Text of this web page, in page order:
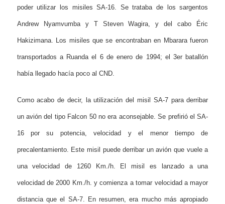
poder utilizar los misiles SA-16. Se trataba de los sargentos
Andrew Nyamvumba y T Steven Wagira, y del cabo Éric
Hakizimana. Los misiles que se encontraban en Mbarara fueron
transportados a Ruanda el 6 de enero de 1994; el 3er batallón
había llegado hacía poco al CND.
Como acabo de decir, la utilización del misil SA-7 para derribar
un avión del tipo Falcon 50 no era aconsejable. Se prefirió el SA-
16 por su potencia, velocidad y el menor tiempo de
precalentamiento. Este misil puede derribar un avión que vuele a
una velocidad de 1260 Km./h. El misil es lanzado a una
velocidad de 2000 Km./h. y comienza a tomar velocidad a mayor
distancia que el SA-7. En resumen, era mucho más apropiado